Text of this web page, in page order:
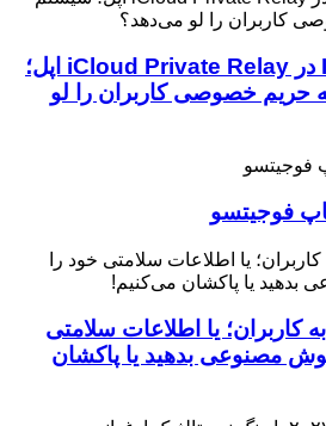
افشای نشت آدرس IP در iCloud Private Relay اپل؛
خصوصی کاربران را لو
فوجیتسو
کاربران؛ یا اطلاعات سلامتی
مصنوعی بدهید یا پاکشان